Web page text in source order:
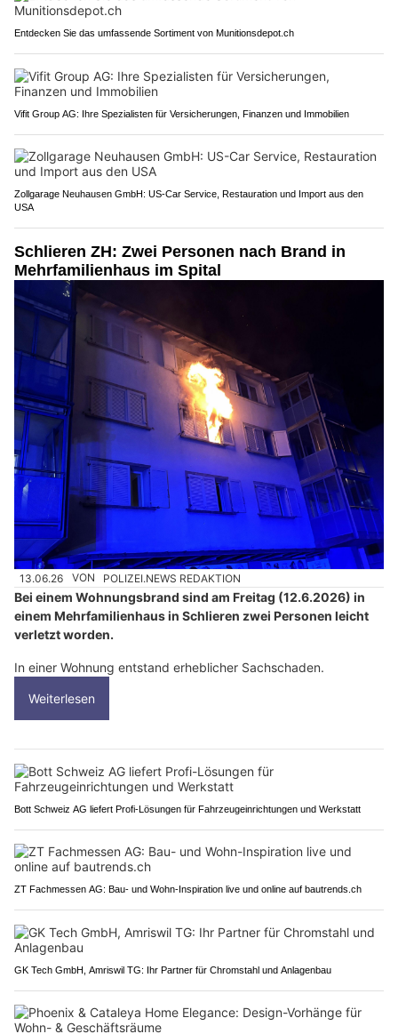
Entdecken Sie das umfassende Sortiment von Munitionsdepot.ch
Vifit Group AG: Ihre Spezialisten für Versicherungen, Finanzen und Immobilien
Zollgarage Neuhausen GmbH: US-Car Service, Restauration und Import aus den
USA
Schlieren ZH: Zwei Personen nach Brand in
Mehrfamilienhaus im Spital
13.06.26 VON POLIZEI.NEWS REDAKTION
Bei einem Wohnungsbrand sind am Freitag (12.6.2026) in
einem Mehrfamilienhaus in Schlieren zwei Personen leicht
verletzt worden.
In einer Wohnung entstand erheblicher Sachschaden.
Weiterlesen
Bott Schweiz AG liefert Profi-Lösungen für Fahrzeugeinrichtungen und Werkstatt
ZT Fachmessen AG: Bau- und Wohn-Inspiration live und online auf bautrends.ch
GK Tech GmbH, Amriswil TG: Ihr Partner für Chromstahl und Anlagenbau